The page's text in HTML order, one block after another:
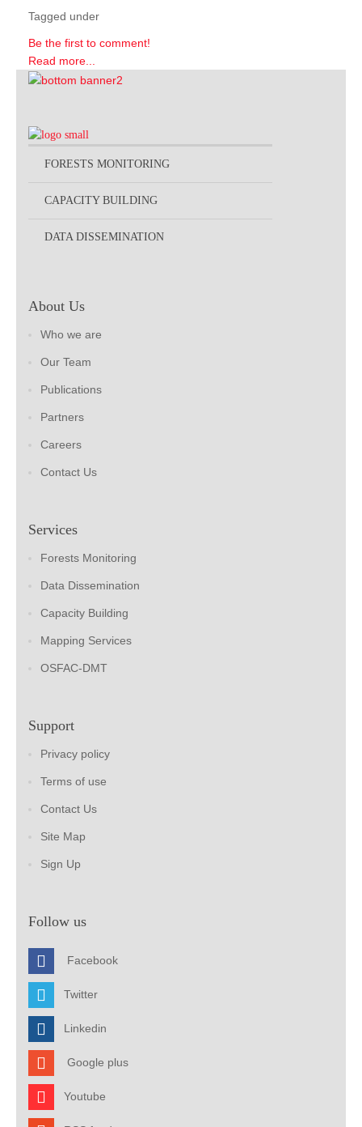
Tagged under
Be the first to comment!
Read more...
FORESTS MONITORING
CAPACITY BUILDING
DATA DISSEMINATION
About Us
Who we are
Our Team
Publications
Partners
Careers
Contact Us
Services
Forests Monitoring
Data Dissemination
Capacity Building
Mapping Services
OSFAC-DMT
Support
Privacy policy
Terms of use
Contact Us
Site Map
Sign Up
Follow us
Facebook
Twitter
Linkedin
Google plus
Youtube